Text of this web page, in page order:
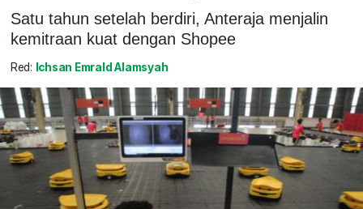
Satu tahun setelah berdiri, Anteraja menjalin
kemitraan kuat dengan Shopee
Red: Ichsan Emrald Alamsyah